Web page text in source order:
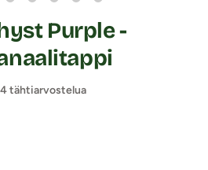
Purple -
tähtiarvostelua